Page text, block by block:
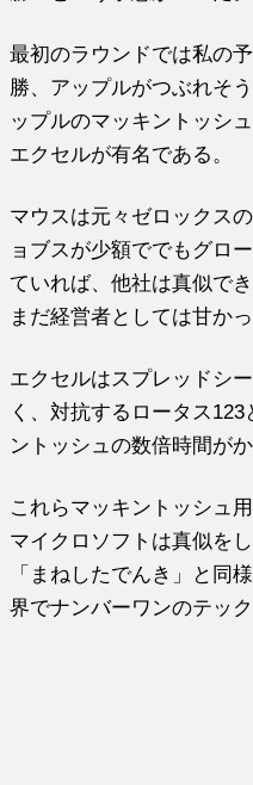
最初のラウンドでは私の
勝、アップルがつぶれそ
ップルのマッキントッシ
エクセルが有名である。
マウスは元々ゼロックス
ョブスが少額ででもグロ
ていれば、他社は真似で
まだ経営者としては甘かっ
エクセルはスプレッドシ
く、対抗するロータス
ントッシュの数倍時間がか
これらマッキントッシュ
マイクロソフトは真似を
「まねしたでんき」と同
界でナンバーワンのテッ